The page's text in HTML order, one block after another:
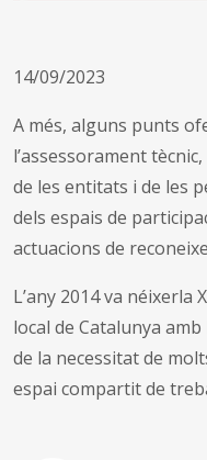
14/09/2023
A més, alguns punts
l’assessorament
de les entitats i de les
dels espais de
actuacions de
L’any 2014 va
local de Catalunya
de la necessitat de
espai compartit de